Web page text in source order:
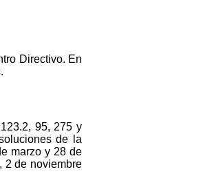
Directivo. En
95, 275 y
de la
marzo y 28 de
2 de noviembre